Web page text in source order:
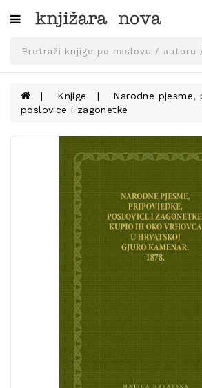
Kategorije
SVEUČILIŠNA
UDŽBENICI
PRIBOR
POSEBNA
Knjige
Narodne pjesme,
poslovice i zagonetke